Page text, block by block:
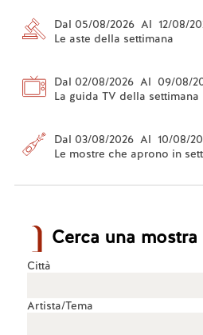
Dal 05/08/2026 Al 12/08/
Le aste della settimana
Dal 02/08/2026 Al 09/08/
La guida TV della settimana
Dal 03/08/2026 Al 10/08/
Le mostre che aprono in
Cerca una mostra
Città
Artista/Tema